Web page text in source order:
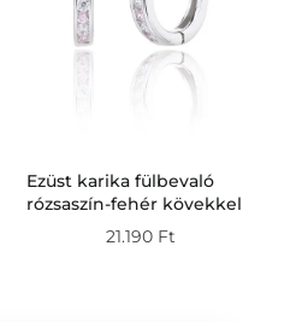
Ezüst karika fülbevaló
rózsaszín-fehér kövekkel
21.190 Ft